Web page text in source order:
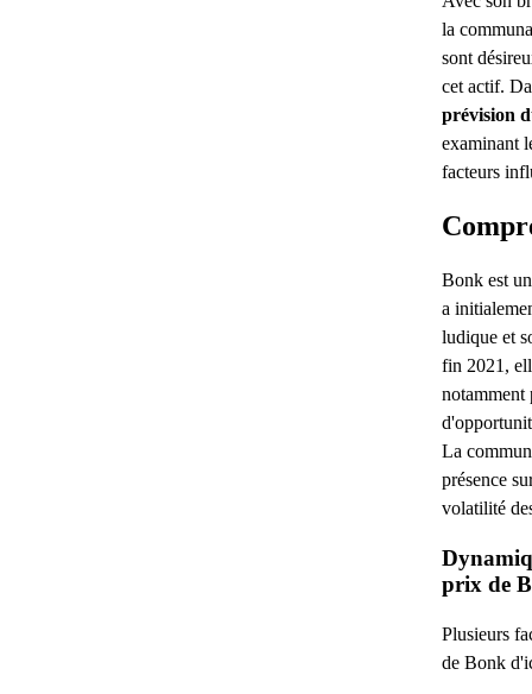
la
sont
cet actif.
prévision
examinant
facteurs
Bonk est
a
ludique et
fin 2021,
notamment
La
présence
volatilité
prix de
Plusieurs
de Bonk